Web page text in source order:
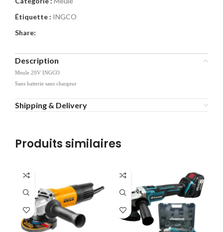
Étiquette : INGCO
Share:
Description
Meule 20V INGCO
Sans batterie sans chargeur
Shipping & Delivery
Produits similaires